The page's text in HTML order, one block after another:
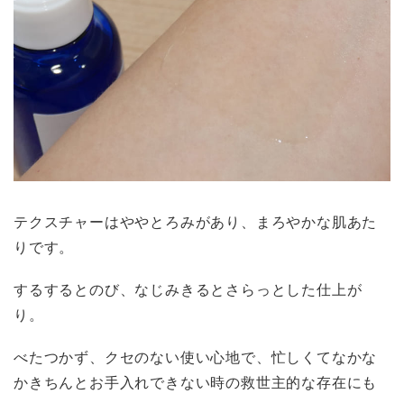
テクスチャーはややとろみがあり、まろやかな肌あた
りです。
するするとのび、なじみきるとさらっとした仕上が
り。
べたつかず、クセのない使い心地で、忙しくてなかな
かきちんとお手入れできない時の救世主的な存在にも